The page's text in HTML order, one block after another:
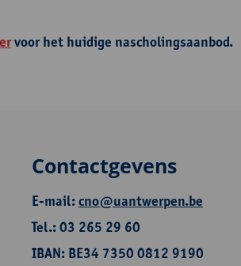
voor het huidige nascholingsaanbod.
Contactgevens
E-mail:cno@uantwerpen.be
Tel.: 03 265 29 60
IBAN: BE34 7350 0812 9190